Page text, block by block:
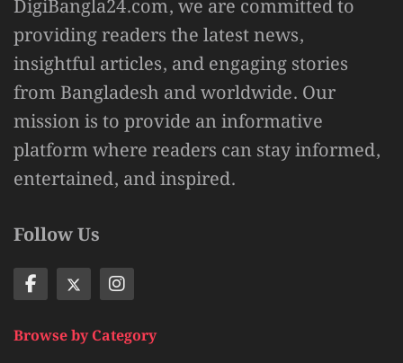
DigiBangla24.com, we are committed to
providing readers the latest news,
insightful articles, and engaging stories
from Bangladesh and worldwide. Our
mission is to provide an informative
platform where readers can stay informed,
entertained, and inspired.
Follow Us
Browse by Category